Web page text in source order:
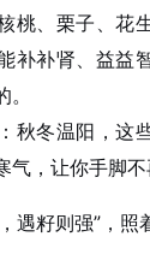
桃、栗子、花
补补肾、益益
：秋冬温阳，这
，让你手脚不
遇籽则强”，照